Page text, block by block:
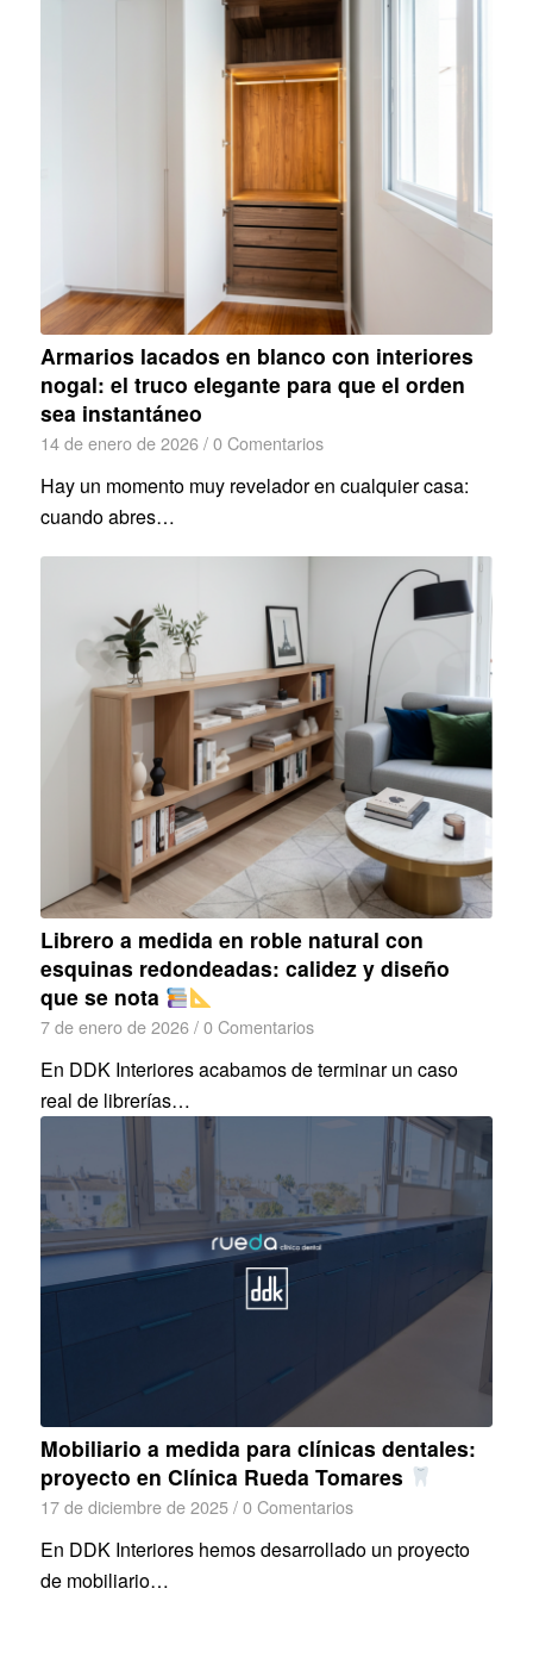
Armarios lacados en blanco con interiores
nogal: el truco elegante para que el orden
sea instantáneo
14 de enero de 2026 / 0 Comentarios
Hay un momento muy revelador en cualquier casa:
cuando abres…
Librero a medida en roble natural con
esquinas redondeadas: calidez y diseño
que se nota
7 de enero de 2026 / 0 Comentarios
En DDK Interiores acabamos de terminar un caso
real de librerías…
Mobiliario a medida para clínicas dentales:
proyecto en Clínica Rueda Tomares
17 de diciembre de 2025 / 0 Comentarios
En DDK Interiores hemos desarrollado un proyecto
de mobiliario…